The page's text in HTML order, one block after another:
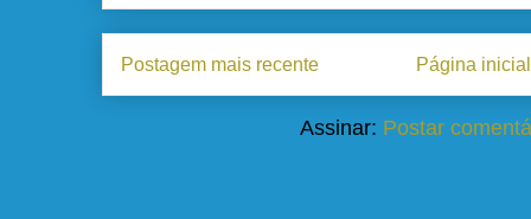
Postagem mais recente Página inicial
Assinar: Postar